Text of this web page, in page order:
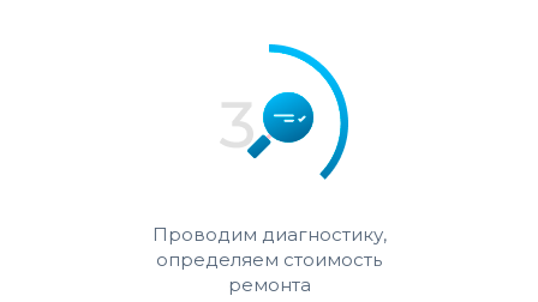
Проводим диагностику,
определяем стоимость
ремонта